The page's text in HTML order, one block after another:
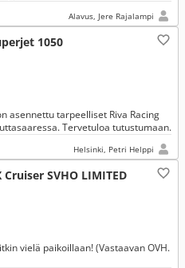
Alavus, Jere Rajalampi
1050
asennettu tarpeelliset Riva Racing
Lauttasaaressa. Tervetuloa tutustumaan.
Helsinki, Petri Helppi
Cruiser SVHO LIMITED
vielä paikoillaan! (Vastaavan OVH.